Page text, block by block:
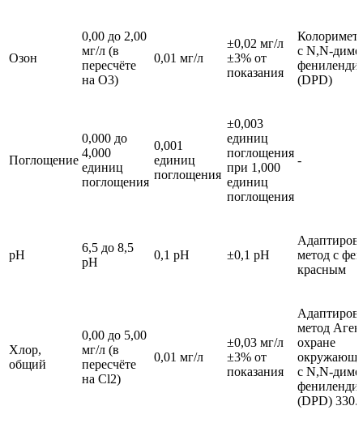
Озон
0,00 до 2,00
мг/л (в
пересчёте
на O3)
0,01 мг/л
±0,02 мг/л
±3% от
показания
с N,N-
(DPD)
Поглощение
0,000 до
4,000
единиц
поглощения
0,001
единиц
поглощения
±0,003
единиц
поглощения
при 1,000
единиц
поглощения
-
рН
6,5 до 8,5
pH
0,1 pH ±0,1 pH
метод с
красным
Хлор,
общий
0,00 до 5,00
мг/л (в
пересчёте
на Cl2)
0,01 мг/л
±0,03 мг/л
±3% от
показания
метод
охране
с N,N-
(DPD)